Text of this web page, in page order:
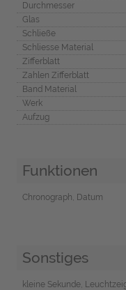
Durchmesser
Glas
Schließe
Schliesse Material
Zifferblatt
Zahlen Zifferblatt
Band Material
Werk
Aufzug
Funktionen
Chronograph, Datum
Sonstiges
kleine Sekunde,